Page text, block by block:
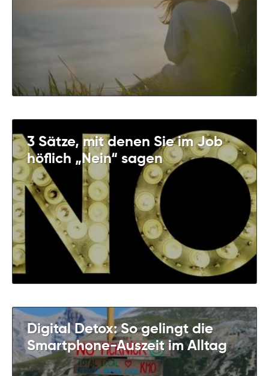
3 Sätze, mit denen Sie im Job
höflich „Nein“ sagen
Digital Detox: So gelingt die
Smartphone-Auszeit im Alltag